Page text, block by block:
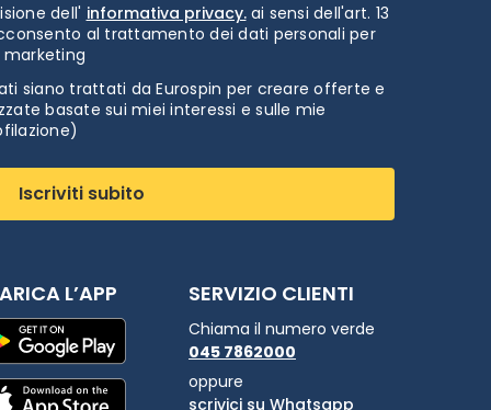
dell' informativa privacy.ai sensi dell'art. 13
al trattamento dei dati personali per
siano trattati da Eurospin per creare offerte e
basate sui miei interessi e sulle mie
Iscriviti subito
L’APP SERVIZIO CLIENTI
Chiama il numero verde
045 7862000
oppure
scrivici su Whatsapp